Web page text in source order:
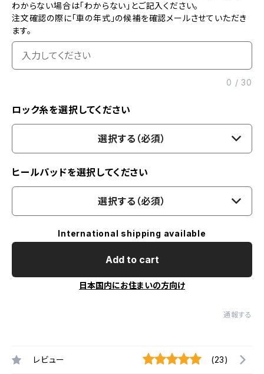
わからない場合は「わからない」とご記入ください。
注文確認の際に「車の年式」の候補を確認メールさせていただき
ます。
0 /30
ロック糸を選択してください
選択する（必須）
ヒールパッドを選択してください
選択する（必須）
International shipping available
Add to cart
日本国内にお住まいの方向け
通報する
レビュー (23)